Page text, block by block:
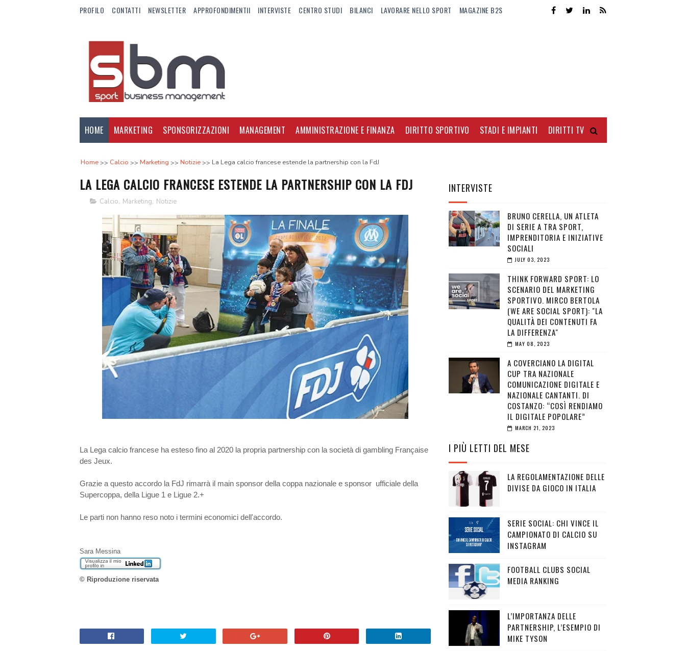
PROFILO CONTATTI NEWSLETTER APPROFONDIMENTII INTERVISTE CENTRO STUDI BILANCI LAVORARE NELLO SPORT MAGAZINE B2S
HOME MARKETING SPONSORIZZAZIONI MANAGEMENT AMMINISTRAZIONE E FINANZA DIRITTO SPORTIVO STADI E IMPIANTI DIRITTI TV
Home Calcio Marketing Notizie La Lega calcio francese estende la partnership con la FdJ
LA LEGA CALCIO FRANCESE ESTENDE LA PARTNERSHIP CON LA FDJ
Calcio, Marketing, Notizie
La Lega calcio francese ha esteso fino al 2020 la propria partnership con la società di gambling Française
des Jeux.
Grazie a questo accordo la FdJ rimarrà il main sponsor della coppa nazionale e sponsor ufficiale della
Supercoppa, della Ligue 1 e Ligue 2.+
Le parti non hanno reso noto i termini economici dell'accordo.
Sara Messina
© Riproduzione riservata
INTERVISTE
BRUNO CERELLA, UN ATLETA
DI SERIE A TRA SPORT,
IMPRENDITORIA E INIZIATIVE
SOCIALI
JULY 03, 2023
THINK FORWARD SPORT: LO
SCENARIO DEL MARKETING
SPORTIVO. MIRCO BERTOLA
(WE ARE SOCIAL SPORT): "LA
QUALITÀ DEI CONTENUTI FA
LA DIFFERENZA"
MAY 08, 2023
A COVERCIANO LA DIGITAL
CUP TRA NAZIONALE
COMUNICAZIONE DIGITALE E
NAZIONALE CANTANTI. DI
COSTANZO: “COSÌ RENDIAMO
IL DIGITALE POPOLARE”
MARCH 21, 2023
I PIÙ LETTI DEL MESE
LA REGOLAMENTAZIONE DELLE
DIVISE DA GIOCO IN ITALIA
SERIE SOCIAL: CHI VINCE IL
CAMPIONATO DI CALCIO SU
INSTAGRAM
FOOTBALL CLUBS SOCIAL
MEDIA RANKING
L’IMPORTANZA DELLE
PARTNERSHIP, L’ESEMPIO DI
MIKE TYSON